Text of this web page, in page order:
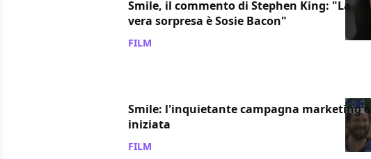
Smile, il commento di Stephen King: "La
vera sorpresa è Sosie Bacon"
FILM
Smile: l'inquietante campagna marketing è
iniziata
FILM